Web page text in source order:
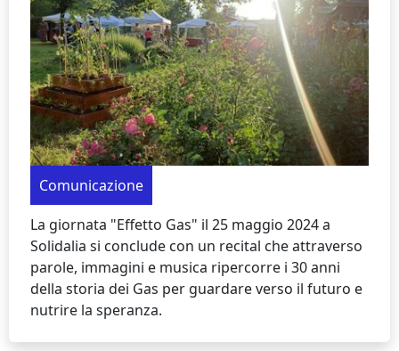
Comunicazione
La giornata "Effetto Gas" il 25 maggio 2024 a
Solidalia si conclude con un recital che attraverso
parole, immagini e musica ripercorre i 30 anni
della storia dei Gas per guardare verso il futuro e
nutrire la speranza.